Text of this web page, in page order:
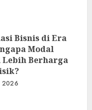
Bisnis di Era
Modal
Berharga
2026